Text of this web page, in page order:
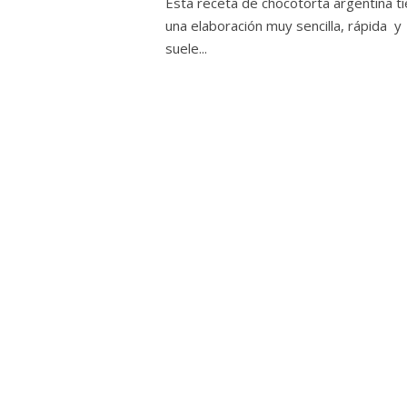
una elaboración muy sencilla, rápida y
suele...